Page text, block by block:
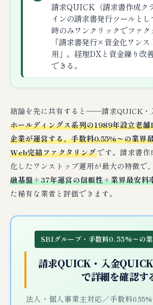
請求QUICK（請求書作成ク
インの請求書発行ツールと
時のみワンクリックでファク
「請求書発行×資金化ワンス
用」。経理DXと資金繰り改
できる。
結論を先に共有すると──請求QUICK・
ホールディングス系列の1989年設立老
企業が運営する、手数料0.55%〜の業界
Web完結ファクタリングです。請求書
化したワンストップ運用が最大の特徴で、
融基盤＋37年運営の信頼性＋業界最安料
た稀有な業者と評価できます。
SBIグループ・手数料0.55%〜の
請求QUICK・入金
で詳細を確認す
法人・個人事業主対応／手数料